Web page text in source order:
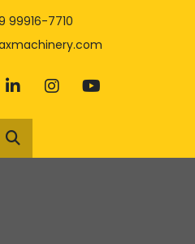
99916-7710
linkedininstagram
youtube
Pesquisar